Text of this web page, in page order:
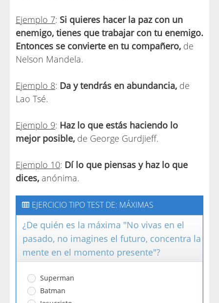
Ejemplo 7: Si quieres hacer la paz con un
enemigo, tienes que trabajar con tu enemigo.
Entonces se convierte en tu compañero, de
Nelson Mandela.
Ejemplo 8: Da y tendrás en abundancia, de
Lao Tsé.
Ejemplo 9: Haz lo que estás haciendo lo
mejor posible, de George Gurdjieff.
Ejemplo 10: Dí lo que piensas y haz lo que
dices, anónima.
EJERCICIO TIPO TEST DE: MÁXIMAS
¿De quién es la máxima "No vivas en el
pasado, no imagines el futuro, concentra la
mente en el momento presente"?
Superman
Batman